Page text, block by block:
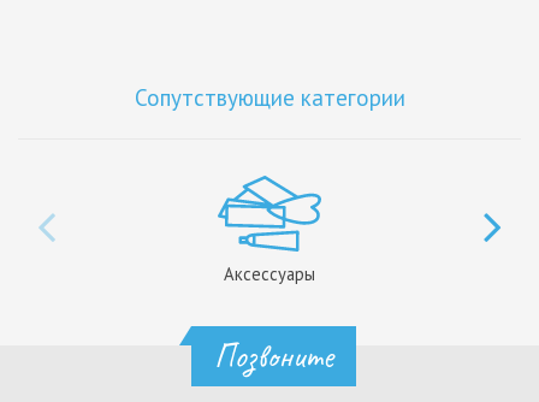
Сопутствующие категории
Аксессуары
Позвоните